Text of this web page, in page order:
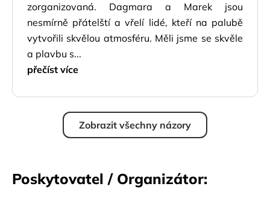
zorganizovaná. Dagmara a Marek jsou
nesmírně přátelští a vřelí lidé, kteří na palubě
vytvořili skvělou atmosféru. Měli jsme se skvěle
a plavbu s...
přečíst více
Zobrazit všechny názory
Poskytovatel / Organizátor: